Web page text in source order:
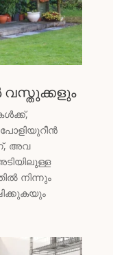
വസ്തുക്കളും
അവ
നിന്നും
Arabic
Zealand)
(Portugal)